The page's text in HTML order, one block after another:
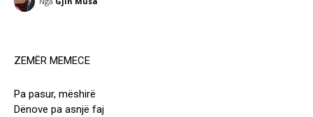
ZEMËR MEMECE
Pa pasur, mëshirë
Dënove pa asnjë faj